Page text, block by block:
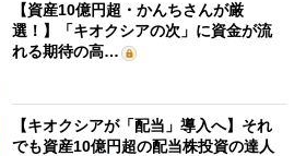
【資産10億円超・かんちさんが厳
選！】「キオクシアの次」に資金が流
れる期待の高…
【キオクシアが「配当」導入へ】それ
でも資産10億円超の配当株投資の達人